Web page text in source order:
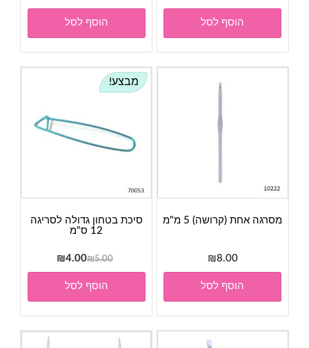
הוסף לסל הוסף לסל
מסרגה אחת (קרושה) 5 מ"מ
₪8.00
הוסף לסל
מבצע!
סיכת בטחון גדולה לסריגה
12 ס"מ
₪5.00
המחיר
המקורי
היה:
₪5.00.
₪4.00
המחיר
הנוכחי
₪4.00.
הוסף לסל